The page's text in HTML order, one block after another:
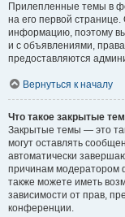
Прилепленные темы в
на его первой
информацию, поэтому
и с объявлениями,
предоставляются
Вернуться к началу
Что такое закрытые
Закрытые темы — это
могут оставлять
автоматически
причинам модератором
также можете иметь
зависимости от прав,
конференции.